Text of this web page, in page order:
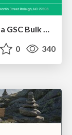
Noah Learner - AI + Me: how we built a GSC Bulk Export data pipeline
0 340